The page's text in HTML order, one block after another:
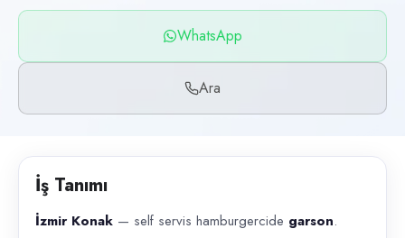
17 Eylül 2026
WhatsApp, Telefon
İlan açıklaması
WhatsApp
Ara
İş Tanımı
İzmir Konak — self servis hamburgercide garson.